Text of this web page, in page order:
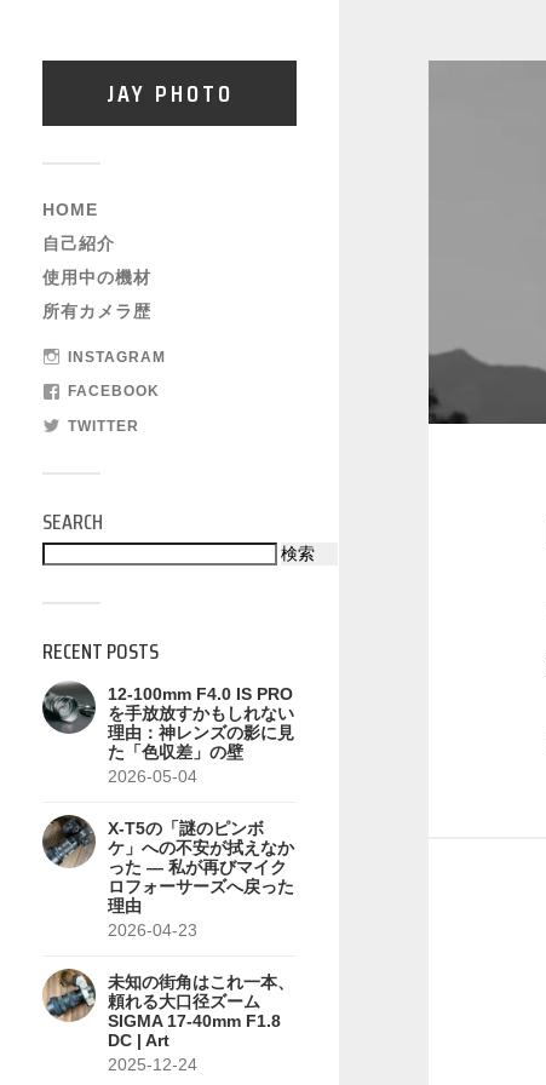
JAY PHOTO
HOME
自己紹介
使用中の機材
所有カメラ歴
INSTAGRAM
FACEBOOK
TWITTER
SEARCH
検索
RECENT POSTS
12-100mm F4.0 IS PRO
を手放放すかもしれない
理由：神レンズの影に見
た「色収差」の壁
2026-05-04
X-T5の「謎のピンボ
ケ」への不安が拭えなか
った — 私が再びマイク
ロフォーサーズへ戻った
理由
2026-04-23
未知の街角はこれ一本、
頼れる大口径ズーム
SIGMA 17-40mm F1.8
DC | Art
2025-12-24